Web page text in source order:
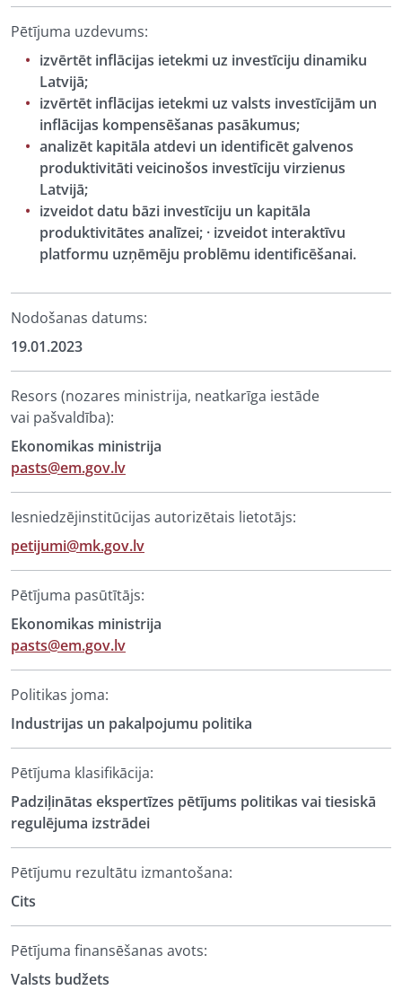
Pētījuma uzdevums:
izvērtēt inflācijas ietekmi uz investīciju dinamiku
Latvijā;
izvērtēt inflācijas ietekmi uz valsts investīcijām un
inflācijas kompensēšanas pasākumus;
analizēt kapitāla atdevi un identificēt galvenos
produktivitāti veicinošos investīciju virzienus
Latvijā;
izveidot datu bāzi investīciju un kapitāla
produktivitātes analīzei; · izveidot interaktīvu
platformu uzņēmēju problēmu identificēšanai.
Nodošanas datums:
19.01.2023
Resors (nozares ministrija, neatkarīga iestāde
vai pašvaldība):
Ekonomikas ministrija
pasts@em.gov.lv
Iesniedzējinstitūcijas autorizētais lietotājs:
petijumi@mk.gov.lv
Pētījuma pasūtītājs:
Ekonomikas ministrija
pasts@em.gov.lv
Politikas joma:
Industrijas un pakalpojumu politika
Pētījuma klasifikācija:
Padziļinātas ekspertīzes pētījums politikas vai tiesiskā
regulējuma izstrādei
Pētījumu rezultātu izmantošana:
Cits
Pētījuma finansēšanas avots:
Valsts budžets